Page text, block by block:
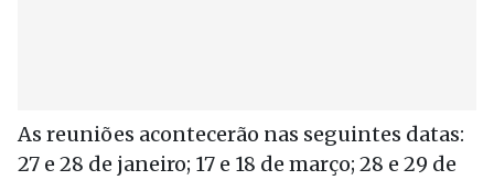
As reuniões acontecerão nas seguintes datas:
27 e 28 de janeiro; 17 e 18 de março; 28 e 29 de